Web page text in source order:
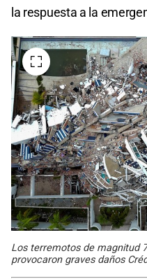
la respuesta a la
Los terremotos de magnitud
provocaron graves daños